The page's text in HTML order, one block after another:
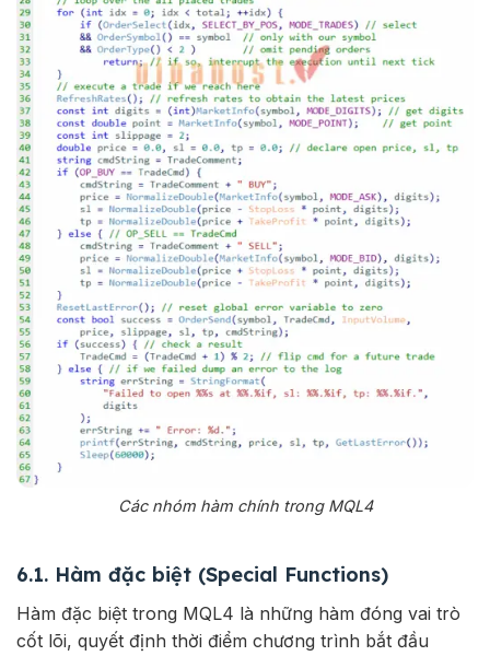
Các nhóm hàm chính trong MQL4
6.1. Hàm đặc biệt (Special Functions)
Hàm đặc biệt trong MQL4 là những hàm đóng vai trò
cốt lõi, quyết định thời điểm chương trình bắt đầu